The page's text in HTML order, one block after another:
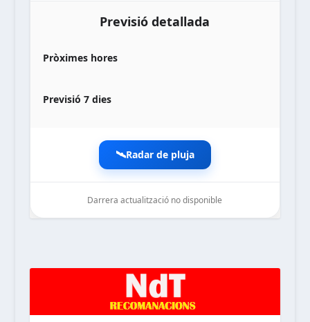
Previsió detallada
Pròximes hores
Previsió 7 dies
🛰️Radar de pluja
Darrera actualització no disponible